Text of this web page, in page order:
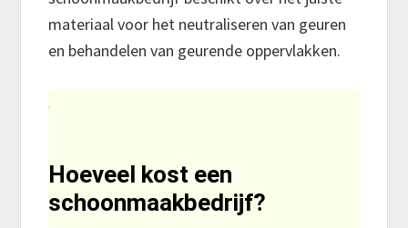
materiaal voor het neutraliseren van geuren
en behandelen van geurende oppervlakken.
Hoeveel kost een
schoonmaakbedrijf?